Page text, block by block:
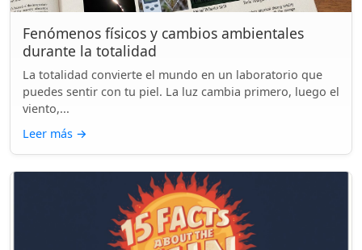
Fenómenos físicos y cambios ambientales
durante la totalidad
La totalidad convierte el mundo en un laboratorio que
puedes sentir con tu piel. La luz cambia primero, luego el
viento,...
Leer más →